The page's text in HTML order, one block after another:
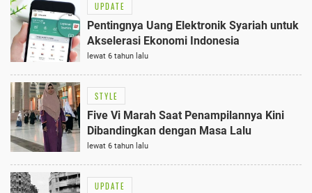
UPDATE
Pentingnya Uang Elektronik Syariah untuk
Akselerasi Ekonomi Indonesia
lewat 6 tahun lalu
STYLE
Five Vi Marah Saat Penampilannya Kini
Dibandingkan dengan Masa Lalu
lewat 6 tahun lalu
UPDATE